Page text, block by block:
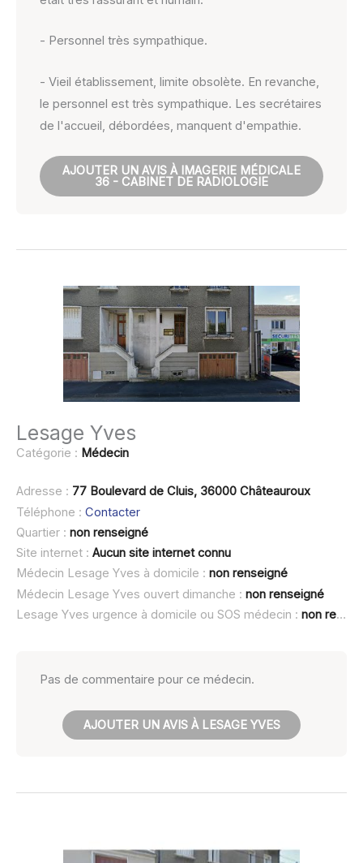
- Personnel très sympathique.
- Vieil établissement, limite obsolète. En revanche,
le personnel est très sympathique. Les secrétaires
de l'accueil, débordées, manquent d'empathie.
AJOUTER UN AVIS À IMAGERIE MÉDICALE
36 - CABINET DE RADIOLOGIE
Lesage Yves
Catégorie : Médecin
Adresse : 77 Boulevard de Cluis, 36000 Châteauroux
Téléphone : Contacter
Quartier : non renseigné
Site internet : Aucun site internet connu
Médecin Lesage Yves à domicile : non renseigné
Médecin Lesage Yves ouvert dimanche : non renseigné
Lesage Yves urgence à domicile ou SOS médecin : non renseigné
Pas de commentaire pour ce médecin.
AJOUTER UN AVIS À LESAGE YVES